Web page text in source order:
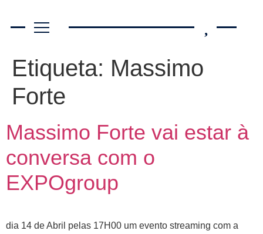
Etiqueta: Massimo
Forte
Massimo Forte vai estar à
conversa com o
EXPOgroup
dia 14 de Abril pelas 17H00 um evento streaming com a